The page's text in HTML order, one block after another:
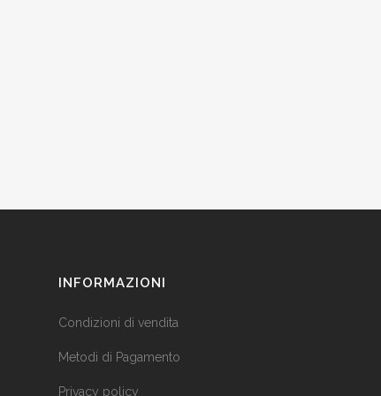
INFORMAZIONI
Condizioni di vendita
Metodi di Pagamento
Privacy policy